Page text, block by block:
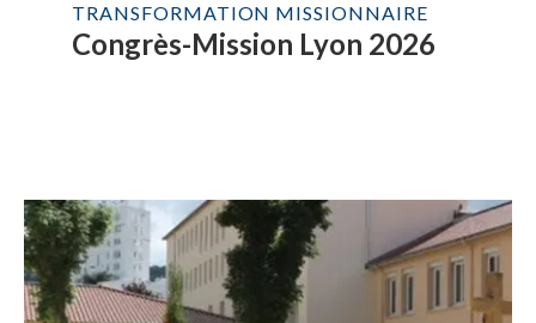
TRANSFORMATION MISSIONNAIRE
Congrès-Mission Lyon 2026